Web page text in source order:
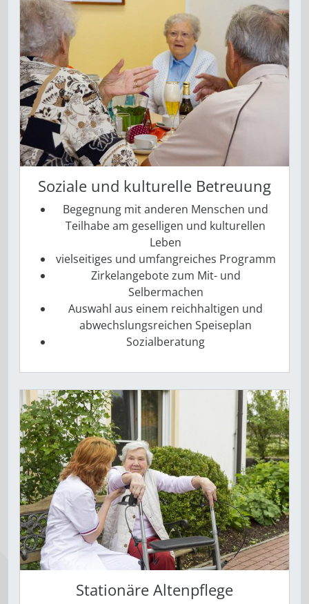
Soziale und kulturelle Betreuung
Begegnung mit anderen Menschen und
Teilhabe am geselligen und kulturellen
Leben
vielseitiges und umfangreiches ­Programm
Zirkelangebote zum Mit- und
Selbermachen
Auswahl aus einem reichhaltigen und
abwechslungsreichen Speiseplan
Sozialberatung
Stationäre Altenpflege